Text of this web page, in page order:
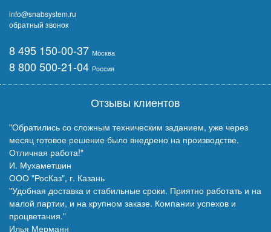
info@snabsystem.ru
обратный звонок
8 495 150-00-37 Москва
8 800 500-21-04 Россия
Отзывы клиентов
"Обратились со сложным техническим заданием, уже через
месяц готовое решение было внедрено на производстве.
Отличная работа!"
И. Мухаметшин
ООО "РосКаз", г. Казань
"Удобная доставка и стабильные сроки. Приятно работать и на
малой партии, и на крупном заказе. Компании успехов и
процветания."
Илья Мерманн